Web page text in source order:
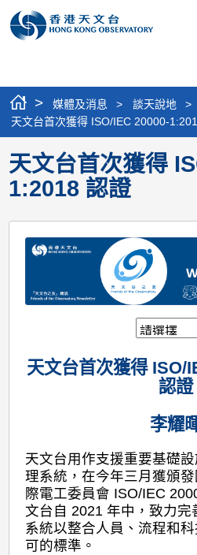
> 媒體及消息 > 談天說地
>
天文台首次獲得 ISO/IEC 20000-
天文台首次獲得
1:2018 認證
天文台首次獲得 ISO/
認證
李耀
天文台用作支援重要基礎
理系統，在今年三月獲頒
際電工委員會 ISO/IEC
文台自 2021 年中，致力完
系統以整合人員、流程和
可的標準。